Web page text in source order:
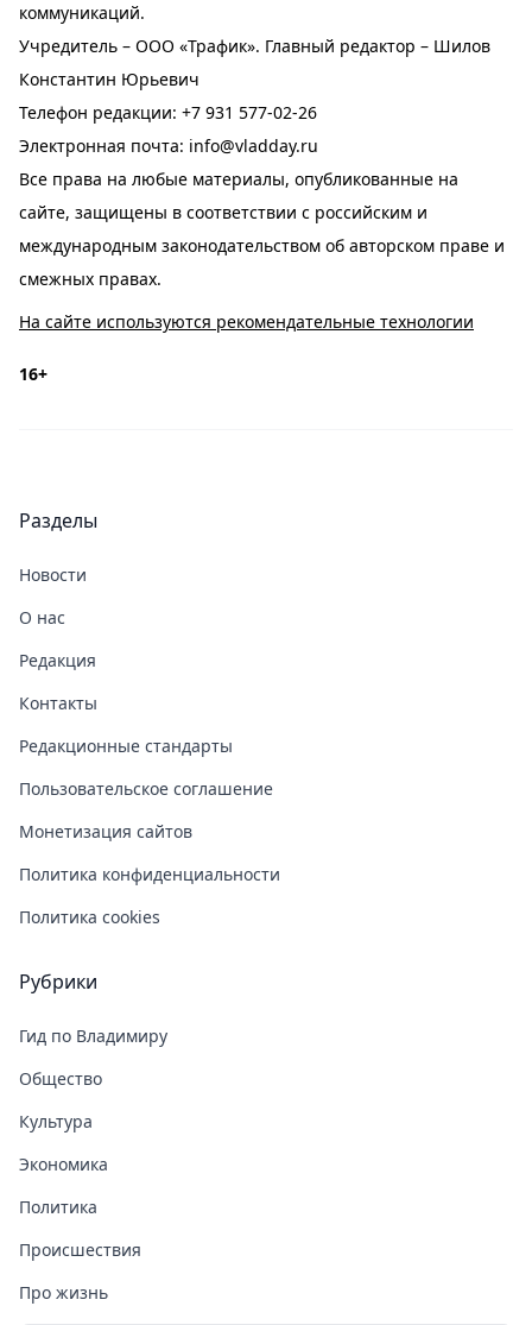
коммуникаций.
Учредитель – ООО «Трафик». Главный редактор – Шилов
Константин Юрьевич
Телефон редакции: +7 931 577-02-26
Электронная почта: info@vladday.ru
Все права на любые материалы, опубликованные на
сайте, защищены в соответствии с российским и
международным законодательством об авторском праве и
смежных правах.
На сайте используются рекомендательные технологии
16+
Разделы
Новости
О нас
Редакция
Контакты
Редакционные стандарты
Пользовательское соглашение
Монетизация сайтов
Политика конфиденциальности
Политика cookies
Рубрики
Гид по Владимиру
Общество
Культура
Экономика
Политика
Происшествия
Про жизнь